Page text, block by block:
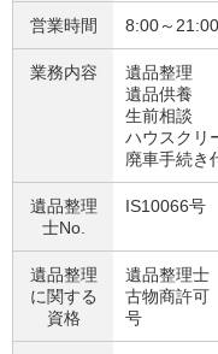
営業時間 8:00～21:00
業務内容
遺品整理
遺品供養
生前相談
ハウスクリ
廃車手続き
遺品整理
士No.
IS10066号
遺品整理
に関する
資格
遺品整理士
古物商許
号